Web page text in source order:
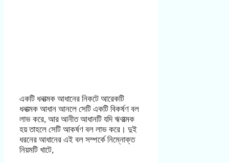
একটি ধনাত্মক আধানের নিকটে আরেকটি
ধনাত্মক আধান আনলে সেটি একটি বিকর্ষণ বল
লাভ করে, আর আনীত আধানটি যদি ঋণাত্মক
হয় তাহলে সেটি আকর্ষণ বল লাভ করে। দুই
ধরনের আধানের এই বল সম্পর্কে নিম্নোক্ত
নিয়মটি খাটে,